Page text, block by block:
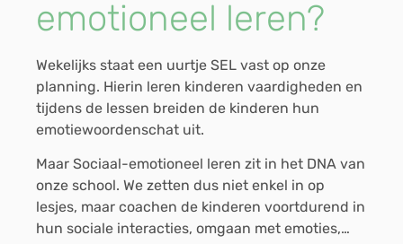
emotioneel leren?
Wekelijks staat een uurtje SEL vast op onze
planning. Hierin leren kinderen vaardigheden en
tijdens de lessen breiden de kinderen hun
emotiewoordenschat uit.
Maar Sociaal-emotioneel leren zit in het DNA van
onze school. We zetten dus niet enkel in op
lesjes, maar coachen de kinderen voortdurend in
hun sociale interacties, omgaan met emoties,…